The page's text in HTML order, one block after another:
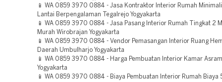
📱 WA 0859 3970 0884 - Jasa Kontraktor Interior Rumah
Lantai Berpengalaman Tegalrejo Yogyakarta
📱 WA 0859 3970 0884 - Jasa Pasang Interior Rumah Tingkat 2
Murah Wirobrajan Yogyakarta
📱 WA 0859 3970 0884 - Vendor Pemasangan Interior Ruang
Daerah Umbulharjo Yogyakarta
📱 WA 0859 3970 0884 - Harga Pembuatan Interior Kamar
Yogyakarta
📱 WA 0859 3970 0884 - Biaya Pembuatan Interior Rumah Biaya